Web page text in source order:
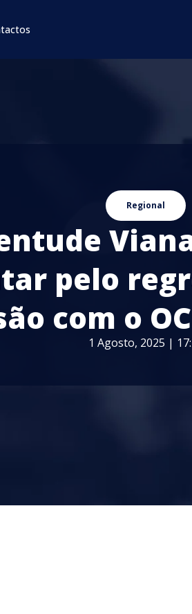
Regional
pelo
com o
1 Agosto, 2025 |